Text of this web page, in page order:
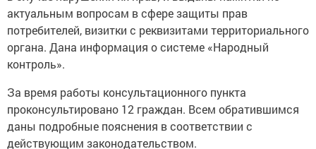
актуальным вопросам в сфере защиты прав
потребителей, визитки с реквизитами территориального
органа. Дана информация о системе «Народный
контроль».
За время работы консультационного пункта
проконсультировано 12 граждан. Всем обратившимся
даны подробные пояснения в соответствии с
действующим законодательством.